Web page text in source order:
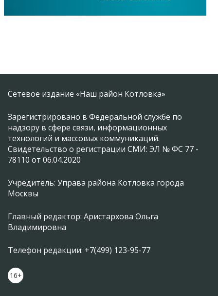
Сетевое издание «Наш район Котловка»
Зарегистрировано в Федеральной службе по
надзору в сфере связи, информационных
технологий и массовых коммуникаций.
Свидетельство о регистрации СМИ: ЭЛ № ФС 77 -
78110 от 06.04.2020
Учредитель: Управа района Котловка города
Москвы
Главный редактор: Аристархова Ольга
Владимировна
Телефон редакции: +7(499) 123-95-77
16+